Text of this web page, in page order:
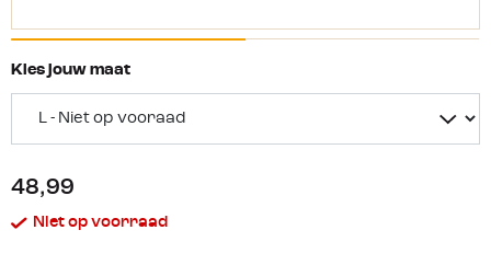
Kies jouw maat
48,99
Niet op voorraad